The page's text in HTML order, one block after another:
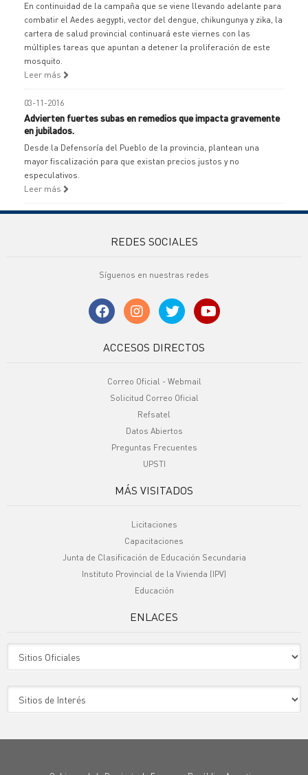
En continuidad de la campaña que se viene llevando adelante para
combatir el Aedes aegypti, vector del dengue, chikungunya y zika, la
cartera de salud provincial continuará este viernes con las
múltiples tareas que apuntan a detener la proliferación de este
mosquito.
Leer más
03-11-2016
Advierten fuertes subas en remedios que impacta gravemente
en jubilados.
Desde la Defensoría del Pueblo de la provincia, plantean una
mayor fiscalización para que existan precios justos y no
especulativos.
Leer más
REDES SOCIALES
Síguenos en nuestras redes
ACCESOS DIRECTOS
Correo Oficial - Webmail
Solicitud Correo Oficial
Refsatel
Datos Abiertos
Preguntas Frecuentes
UPSTI
MÁS VISITADOS
Licitaciones
Capacitaciones
Junta de Clasificación de Educación Secundaria
Instituto Provincial de la Vivienda (IPV)
Educación
ENLACES